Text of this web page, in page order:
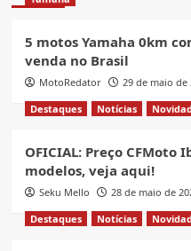
5 motos Yamaha 0km
venda no Brasil
MotoRedator
29 de maio de
Destaques
Notícias
OFICIAL: Preço CFMoto
modelos, veja aqui!
Seku Mello
28 de maio de
Destaques
Notícias